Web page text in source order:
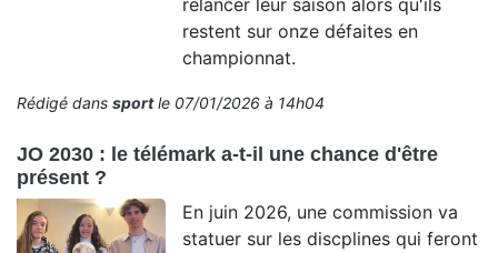
relancer leur saison alors qu'ils
restent sur onze défaites en
championnat.
Rédigé dans sportle 07/01/2026 à 14h04
JO 2030 : le télémark a-t-il une chance d'être
présent ?
En juin 2026, une commission va
statuer sur les discplines qui feront